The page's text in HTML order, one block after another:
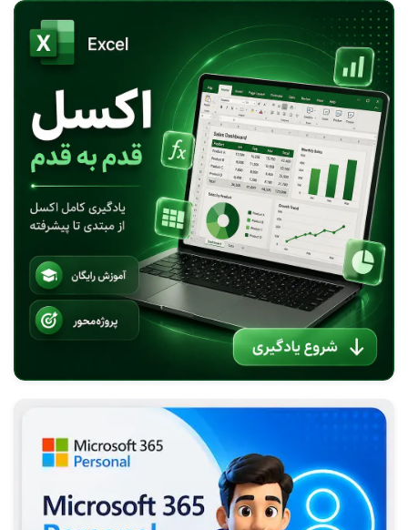
تبدیل متن به جدول و بلعکس ورد-Convert Text to Table Word
نحوه ایجاد جدول در ورد-Insert Table Word
تعیین سایز کاغذ A5-A3 ورد و اکسل Word Excel Page Size
ایجاد حاشیه برای عکس در ورد Picture Border Word
ایجاد حاشیه در صفحات ورد-Page Borders Word
ایجاد حاشیه برای پاراگراف در ورد-Word Paragraph Border
رفع مشکل تبدیل اعداد انگلیسی-فارسی ورد 2016 Word
ایجاد شماره اعداد خودکار در ورد Numbering
تغییر فونت پیش فرض ورد Set Default Font Word
فرمول نویسی و معادلات در ورد-Equation Word
ایجاد صفحه افقی عمودی در میان صفحات ورد
آموزش و کاربرد ابزار تقسیم صفحه در ورد-Word Page Breaks
آموزش ایجاد پی نوشت در ورد Endnote Word
قراردادن عنوان هر فصل در سربرگ به طور خودکار در ورد Chapter
Headings